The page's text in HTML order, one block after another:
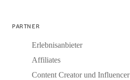
PARTNER
Erlebnisanbieter
Affiliates
Content Creator und Influencer